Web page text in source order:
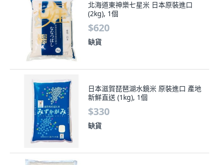
北海道東神樂七星米 日本原裝進口
(2kg), 1個
$620
缺貨
日本滋賀琵琶湖水鏡米 原裝進口 產地
新鮮直送 (1kg), 1個
$330
缺貨